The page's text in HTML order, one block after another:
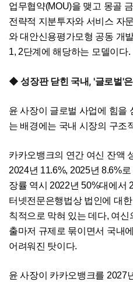
업무협약(MOU)을 맺고 몽골
전략적 지분투자와 서비스 자
와 대안신용평가모형 공동 개
1, 2단계에 해당하는 모델이다.
◆ 성장판 닫힌 국내, '글로벌'
윤 사장이 글로벌 사업에 힘을
는 배경에는 국내 시장의 구조
카카오뱅크의 연간 여신 잔액
2024년 11.6%, 2025년 8.6%
장률 역시 2022년 50%대에서
터넷전문은행법상 법인에 대
칙적으로 막혀 있는 데다, 여
출마저 규제로 묶이면서 국내
어려워진 탓이다.
윤 사장이 카카오뱅크를 2027